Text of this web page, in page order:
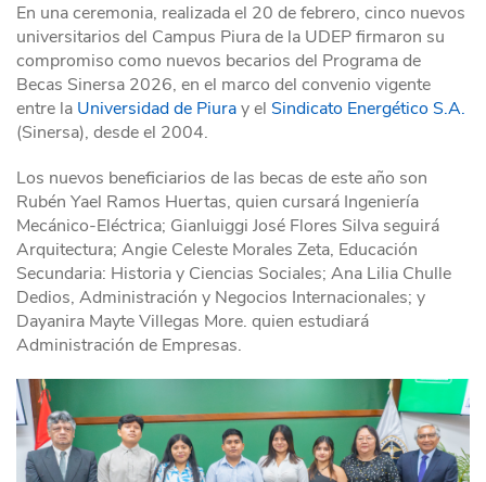
En una ceremonia, realizada el 20 de febrero, cinco nuevos
universitarios del Campus Piura de la UDEP firmaron su
compromiso como nuevos becarios del Programa de
Becas Sinersa 2026, en el marco del convenio vigente
entre la Universidad de Piuray el Sindicato Energético S.A.
(Sinersa), desde el 2004.
Los nuevos beneficiarios de las becas de este año son
Rubén Yael Ramos Huertas, quien cursará Ingeniería
Mecánico-Eléctrica; Gianluiggi José Flores Silva seguirá
Arquitectura; Angie Celeste Morales Zeta, Educación
Secundaria: Historia y Ciencias Sociales; Ana Lilia Chulle
Dedios, Administración y Negocios Internacionales; y
Dayanira Mayte Villegas More. quien estudiará
Administración de Empresas.